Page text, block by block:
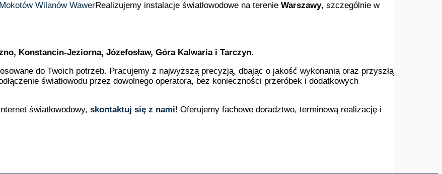
Realizujemy instalacje światłowodowe na terenie Warszawy, szczególnie w
Konstancin-Jeziorna, Józefosław, Góra Kalwaria i Tarczyn.
do Twoich potrzeb. Pracujemy z najwyższą precyzją, dbając o jakość wykonania oraz przyszłą
światłowodu przez dowolnego operatora, bez konieczności przeróbek i dodatkowych
światłowodowy, skontaktuj się z nami! Oferujemy fachowe doradztwo, terminową realizację i